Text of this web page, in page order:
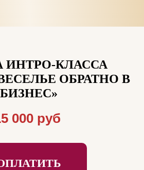
ИНТРО-КЛАССА
ОБРАТНО В
БИЗНЕС»
000 руб